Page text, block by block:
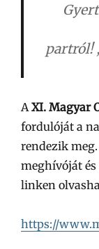
partról!
A XI. Magyar
fordulóját a
rendezik meg.
meghívóját
linken
https://